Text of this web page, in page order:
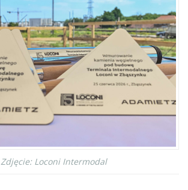
Zdjęcie: Loconi Intermodal